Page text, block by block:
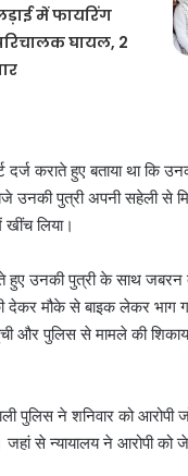
में फायरिंग
घायल, 2
दर्ज कराते हुए बताया था
उनकी पुत्री अपनी सहेली से
लिया।
उनकी पुत्री के साथ जबरन
देकर मौके से बाइक लेकर
और पुलिस से मामले की
पुलिस ने शनिवार को
से न्यायालय ने आरोपी को